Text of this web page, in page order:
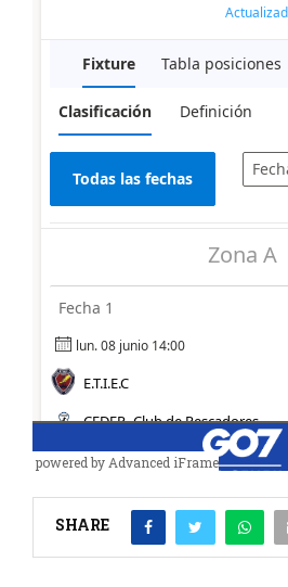
powered by Advanced iFrame
SHARE